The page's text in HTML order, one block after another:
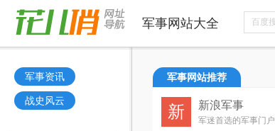
军事网站大全
军事资讯
战史风云
军事网站推荐
新 新浪军事
军迷首选的军事门户